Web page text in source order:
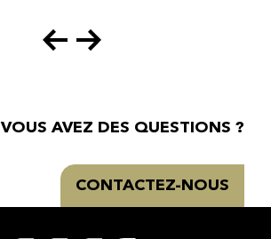
VOUS AVEZ DES QUESTIONS ?
CONTACTEZ-NOUS